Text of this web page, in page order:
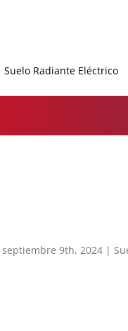
Suelo Radiante Eléctrico
septiembre 9th, 2024 |